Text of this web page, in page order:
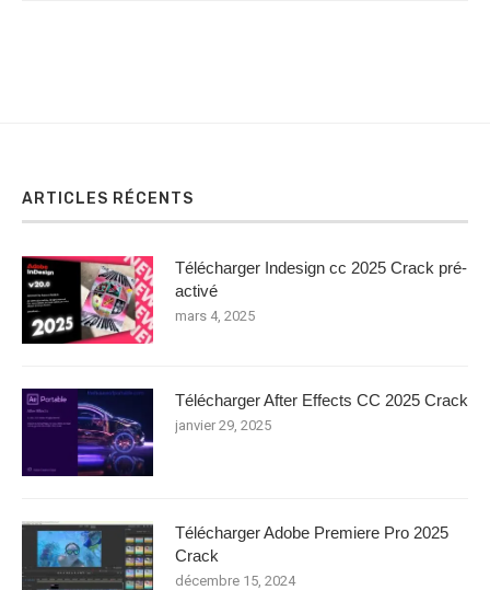
ARTICLES RÉCENTS
Télécharger Indesign cc 2025 Crack pré-
activé
mars 4, 2025
Télécharger After Effects CC 2025 Crack
janvier 29, 2025
Télécharger Adobe Premiere Pro 2025
Crack
décembre 15, 2024